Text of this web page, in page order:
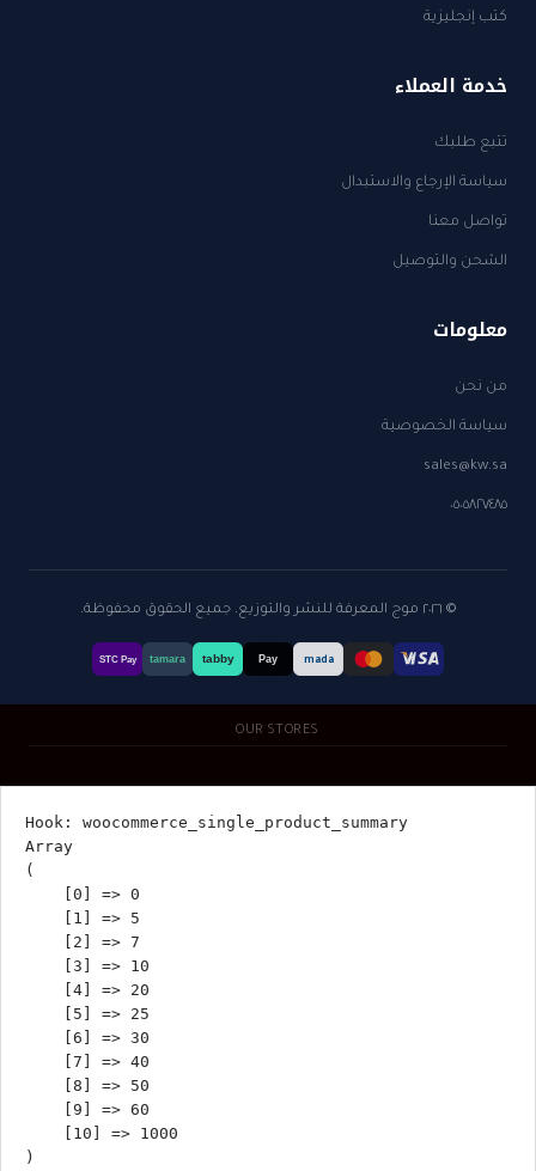
كتب إنجليزية
خدمة العملاء
تتبع طلبك
سياسة الإرجاع والاستبدال
تواصل معنا
الشحن والتوصيل
معلومات
من نحن
سياسة الخصوصية
sales@kw.sa
٠٥٠٥٨٢٧٤٨٥
© ٢٠٢٦ موج المعرفة للنشر والتوزيع. جميع الحقوق محفوظة.
mada
Pay
tabby
tamara
STC Pay
OUR STORES
Hook: woocommerce_single_product_summary
Array
(
    [0] => 0
    [1] => 5
    [2] => 7
    [3] => 10
    [4] => 20
    [5] => 25
    [6] => 30
    [7] => 40
    [8] => 50
    [9] => 60
    [10] => 1000